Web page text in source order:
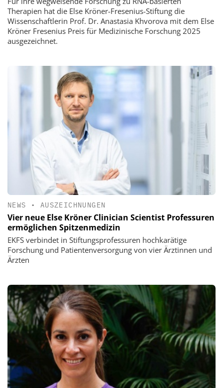
Therapien hat die Else Kröner-Fresenius-Stiftung die
Wissenschaftlerin Prof. Dr. Anastasia Khvorova mit dem Else
Kröner Fresenius Preis für Medizinische Forschung 2025
ausgezeichnet.
NEWS • AUSZEICHNUNGEN
Vier neue Else Kröner Clinician Scientist Professuren
ermöglichen Spitzenmedizin
EKFS verbindet in Stiftungsprofessuren hochkarätige
Forschung und Patientenversorgung von vier Ärztinnen und
Ärzten